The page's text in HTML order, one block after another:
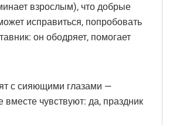
взрослым), что добрые
исправиться, попробовать
он ободряет, помогает
с сияющими глазами —
вместе чувствуют: да, праздник